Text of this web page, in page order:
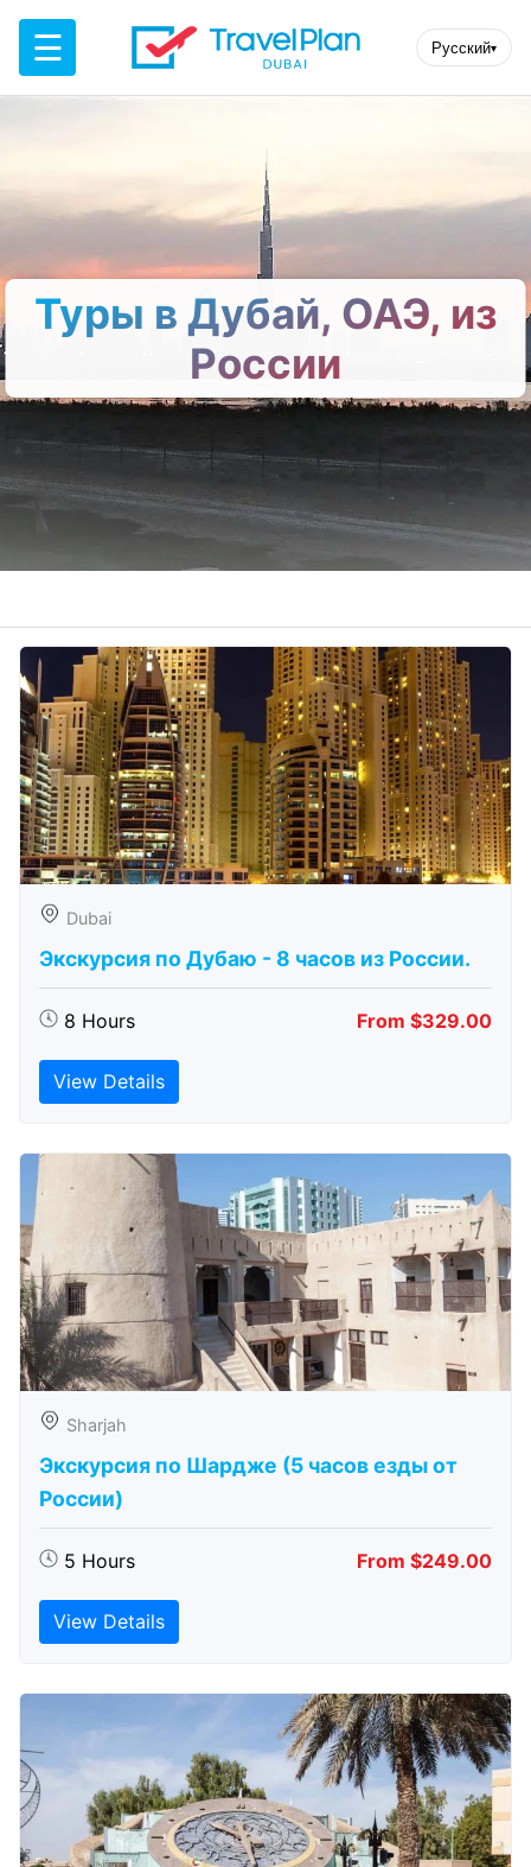
☰ Русский▾
Туры в Дубай, ОАЭ, из
России
Dubai
Экскурсия по Дубаю - 8 часов из России.
8 Hours From $329.00
View Details
Sharjah
Экскурсия по Шардже (5 часов езды от
России)
5 Hours From $249.00
View Details